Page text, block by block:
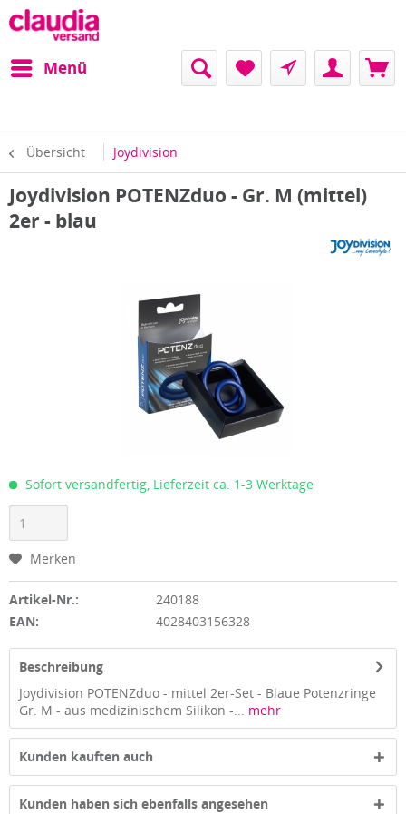
Menü
Übersicht Joydivision
Joydivision POTENZduo - Gr. M (mittel)
2er - blau
Sofort versandfertig, Lieferzeit ca. 1-3 Werktage
Merken
Artikel-Nr.:
240188
EAN:
4028403156328
Beschreibung
Joydivision POTENZduo - mittel 2er-Set - Blaue Potenzringe
Gr. M - aus medizinischem Silikon -... mehr
Kunden kauften auch
Kunden haben sich ebenfalls angesehen